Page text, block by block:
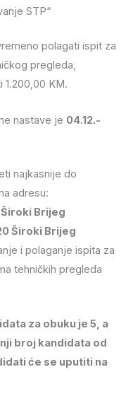
STP“
polagati ispit za
pregleda,
KM.
nastave je 04.12.-
najkasnije do
adresu:
Široki Brijeg
Široki Brijeg
i polaganje ispita za
tehničkih pregleda
za obuku je 5, a
broj kandidata od
će se uputiti na